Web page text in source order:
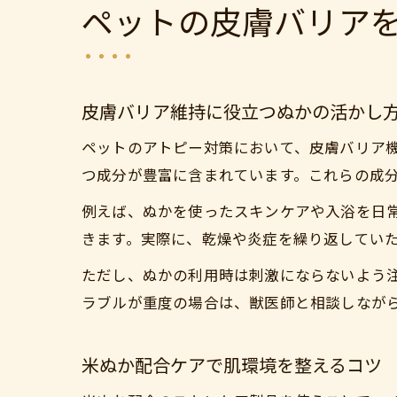
ペットの皮膚バリア
皮膚バリア維持に役立つぬかの活かし
ペットのアトピー対策において、皮膚バリ
つ成分が豊富に含まれています。これらの成
例えば、ぬかを使ったスキンケアや入浴を日
きます。実際に、乾燥や炎症を繰り返して
ただし、ぬかの利用時は刺激にならないよ
ラブルが重度の場合は、獣医師と相談しなが
米ぬか配合ケアで肌環境を整えるコツ